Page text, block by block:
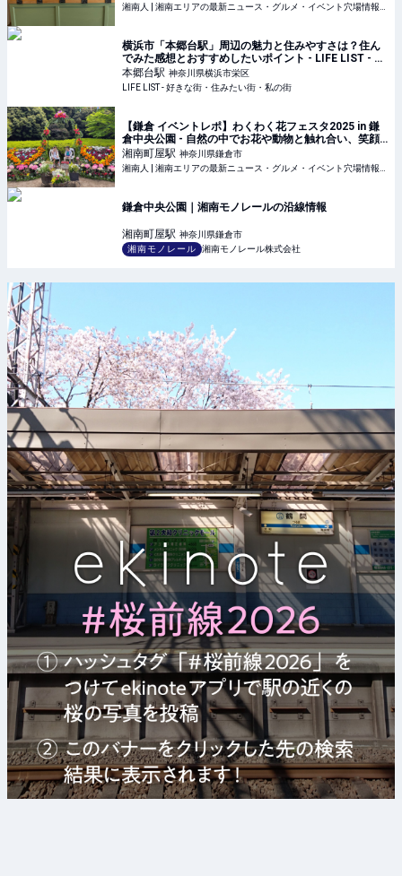
横浜市「本郷台駅」周辺の魅力と住みやすさは？住ん
でみた感想とおすすめしたいポイント - LIFE LIST - 好
きな街・住みたい街・私の街
本郷台駅 神奈川県横浜市栄区
LIFE LIST - 好きな街・住みたい街・私の街
【鎌倉 イベントレポ】わくわく花フェスタ2025 in 鎌
倉中央公園 - 自然の中でお花や動物と触れ合い、笑顔
溢れるイベント！ | 湘南人
湘南町屋駅 神奈川県鎌倉市
鎌倉中央公園｜湘南モノレールの沿線情報
湘南町屋駅 神奈川県鎌倉市
湘南モノレール
湘南モノレール株式会社